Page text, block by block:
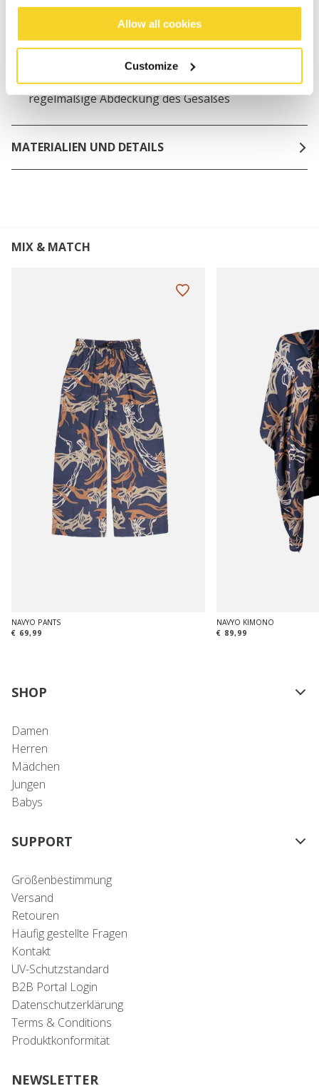
Allow all cookies
Customize
Geformte Körbchen
Verstellbare Schultergurte
Powernet-Innenfutter vorne und hinten für
Hoher Rücken, normal geschnittenes Bein und
regelmäßige Abdeckung des Gesäßes
MATERIALIEN UND DETAILS
MIX & MATCH
NAVYO PANTS
€ 69,99
NAVYO KIMONO
€ 89,99
SHOP
Damen
Herren
Mädchen
Jungen
Babys
SUPPORT
Größenbestimmung
Versand
Retouren
Häufig gestellte Fragen
Kontakt
UV-Schutzstandard
B2B Portal Login
Datenschutzerklärung
Terms & Conditions
Produktkonformität
NEWSLETTER